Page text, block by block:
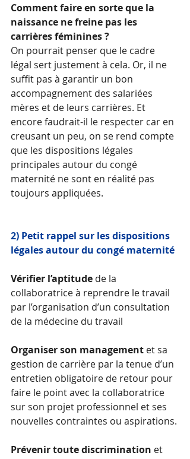
Comment faire en sorte que la
naissance ne freine pas les
carrières féminines ?
On pourrait penser que le cadre
légal sert justement à cela. Or, il ne
suffit pas à garantir un bon
accompagnement des salariées
mères et de leurs carrières. Et
encore faudrait-il le respecter car en
creusant un peu, on se rend compte
que les dispositions légales
principales autour du congé
maternité ne sont en réalité pas
toujours appliquées.
2) Petit rappel sur les dispositions
légales autour du congé maternité
Vérifier l’aptitude de la
collaboratrice à reprendre le travail
par l’organisation d’un consultation
de la médecine du travail
Organiser son management et sa
gestion de carrière par la tenue d’un
entretien obligatoire de retour pour
faire le point avec la collaboratrice
sur son projet professionnel et ses
nouvelles contraintes ou aspirations.
Prévenir toute discrimination et